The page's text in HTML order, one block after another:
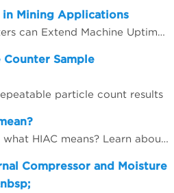
Mining Applications
How Particle Counters can Extend Machine Uptime, Oil Lifetime and Give More Reliability
Sample
particle count results
Are you wondering what HIAC means? Learn about the brand behind our innovative line of liquid particle counting products.
Compressor and Moisture